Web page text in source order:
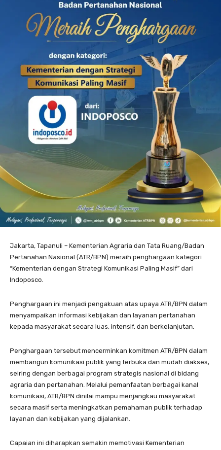
Jakarta, Tapanuli – Kementerian Agraria dan Tata Ruang/Badan
Pertanahan Nasional (ATR/BPN) meraih penghargaan kategori
“Kementerian dengan Strategi Komunikasi Paling Masif” dari
Indoposco.
Penghargaan ini menjadi pengakuan atas upaya ATR/BPN dalam
menyampaikan informasi kebijakan dan layanan pertanahan
kepada masyarakat secara luas, intensif, dan berkelanjutan.
Penghargaan tersebut mencerminkan komitmen ATR/BPN dalam
membangun komunikasi publik yang terbuka dan mudah diakses,
seiring dengan berbagai program strategis nasional di bidang
agraria dan pertanahan. Melalui pemanfaatan berbagai kanal
komunikasi, ATR/BPN dinilai mampu menjangkau masyarakat
secara masif serta meningkatkan pemahaman publik terhadap
layanan dan kebijakan yang dijalankan.
Capaian ini diharapkan semakin memotivasi Kementerian